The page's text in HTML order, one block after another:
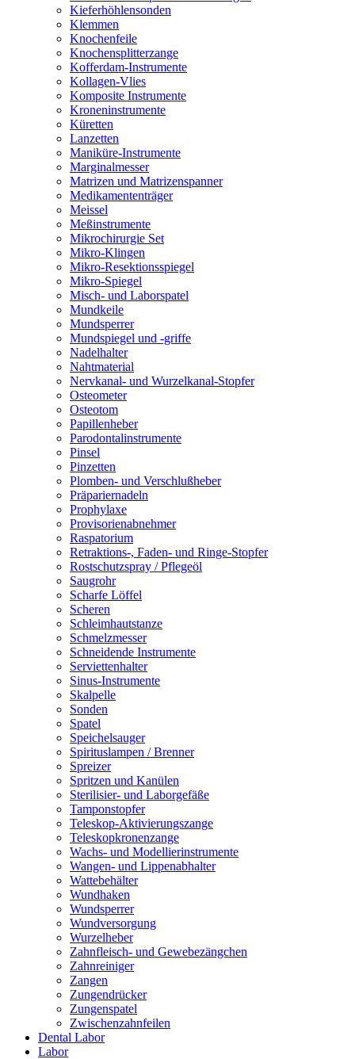
Kieferhöhlensonden
Klemmen
Knochenfeile
Knochensplitterzange
Kofferdam-Instrumente
Kollagen-Vlies
Komposite Instrumente
Kroneninstrumente
Küretten
Lanzetten
Maniküre-Instrumente
Marginalmesser
Matrizen und Matrizenspanner
Medikamententräger
Meissel
Meßinstrumente
Mikrochirurgie Set
Mikro-Klingen
Mikro-Resektionsspiegel
Mikro-Spiegel
Misch- und Laborspatel
Mundkeile
Mundsperrer
Mundspiegel und -griffe
Nadelhalter
Nahtmaterial
Nervkanal- und Wurzelkanal-Stopfer
Osteometer
Osteotom
Papillenheber
Parodontalinstrumente
Pinsel
Pinzetten
Plomben- und Verschlußheber
Präpariernadeln
Prophylaxe
Provisorienabnehmer
Raspatorium
Retraktions-, Faden- und Ringe-Stopfer
Rostschutzspray / Pflegeöl
Saugrohr
Scharfe Löffel
Scheren
Schleimhautstanze
Schmelzmesser
Schneidende Instrumente
Serviettenhalter
Sinus-Instrumente
Skalpelle
Sonden
Spatel
Speichelsauger
Spirituslampen / Brenner
Spreizer
Spritzen und Kanülen
Sterilisier- und Laborgefäße
Tamponstopfer
Teleskop-Aktivierungszange
Teleskopkronenzange
Wachs- und Modellierinstrumente
Wangen- und Lippenabhalter
Wattebehälter
Wundhaken
Wundsperrer
Wundversorgung
Wurzelheber
Zahnfleisch- und Gewebezängchen
Zahnreiniger
Zangen
Zungendrücker
Zungenspatel
Zwischenzahnfeilen
Dental Labor
Labor